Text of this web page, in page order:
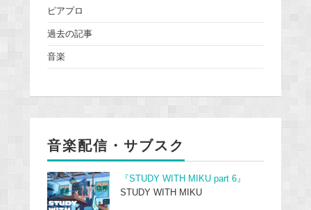
ピアプロ
過去の記事
音楽
音楽配信・サブスク
『STUDY WITH MIKU part 6』
STUDY WITH MIKU